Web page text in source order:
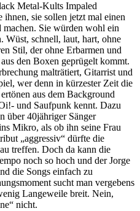
Metal-Kults Impaled
ihnen, sie sollen jetzt mal einen
Sie würden wohl ein
Wüst, schnell, laut, hart, ohne
Stil, der ohne Erbarmen und
den Boxen geprügelt kommt.
malträtiert, Gitarrist und
wer denn in kürzester Zeit die
aus dem Background
und Saufpunk kennt. Dazu
über 40jähriger Sänger
Mikro, als ob ihn seine Frau
„aggressiv“ dürfte die
treffen. Doch da kann die
noch so hoch und der Jorge
die Songs einfach zu
sucht man vergebens
Langeweile breit. Nein,
nicht.